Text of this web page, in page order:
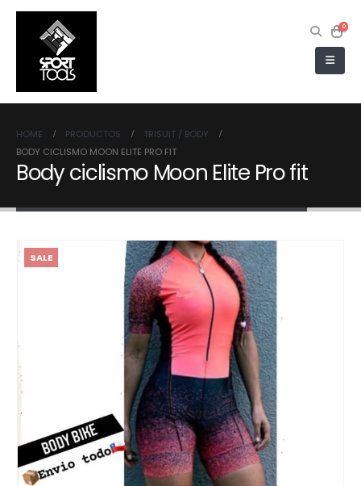
0
HOME PRODUCTOS
TRISUIT / BODY
BODY CICLISMO MOON ELITE PRO FIT
Body ciclismo Moon Elite Pro fit
SALE